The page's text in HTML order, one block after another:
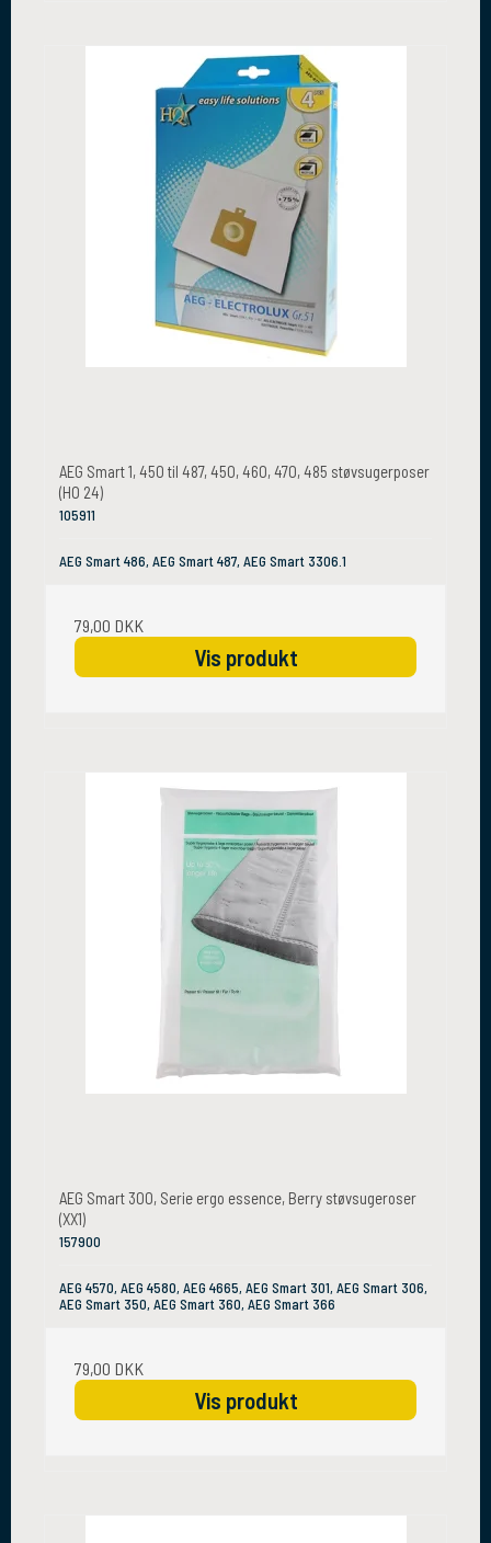
AEG Smart 1, 450 til 487, 450, 460, 470, 485 støvsugerposer
(HO 24)
105911
AEG Smart 486, AEG Smart 487, AEG Smart 3306.1
79,00 DKK
Vis produkt
AEG Smart 300, Serie ergo essence, Berry støvsugeroser
(XX1)
157900
AEG 4570, AEG 4580, AEG 4665, AEG Smart 301, AEG Smart 306,
AEG Smart 350, AEG Smart 360, AEG Smart 366
79,00 DKK
Vis produkt